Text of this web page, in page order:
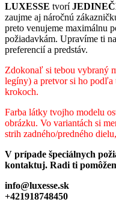
LUXESSE tvorí
zaujme aj náročnú
preto venujeme maximálnu
požiadavkám. Upravíme ti
preferencií a predstáv.
Zdokonaľ si tebou vybraný
legíny) a pretvor si ho podľa
krokoch.
Farba látky tvojho modelu
obrázku. Vo variantách si
strih zadného/predného
V prípade špeciálnych
kontaktuj. Radi ti
info@luxesse.sk
+421918748450